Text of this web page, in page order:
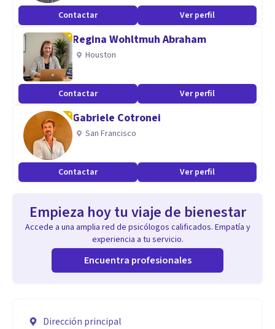
Contactar Ver perfil
Regina Wohltmuh Abraham
Houston
Contactar Ver perfil
Gabriele Cotronei
San Francisco
Contactar Ver perfil
Empieza hoy tu viaje de bienestar
Accede a una amplia red de psicólogos calificados. Empatía y
experiencia a tu servicio.
Encuentra profesionales
Dirección principal